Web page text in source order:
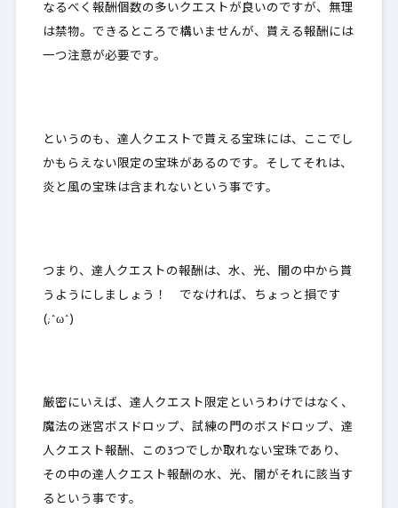
なるべく報酬個数の多いクエストが良いのですが、無理
は禁物。できるところで構いませんが、貰える報酬には
一つ注意が必要です。
というのも、達人クエストで貰える宝珠には、ここでし
かもらえない限定の宝珠があるのです。そしてそれは、
炎と風の宝珠は含まれない という事です。
つまり、達人クエストの報酬は、水、光、闇の中から貰
うようにしましょう！ でなければ、ちょっと損です
(;^ω^)
厳密にいえば、達人クエスト限定というわけではなく、
魔法の迷宮ボスドロップ、試練の門のボスドロップ、達
人クエスト報酬、この 3つでしか取れない宝珠であり、
その中の達人クエスト報酬の水、光、闇がそれに該当す
る という事です。